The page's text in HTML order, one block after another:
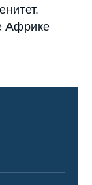
Африке